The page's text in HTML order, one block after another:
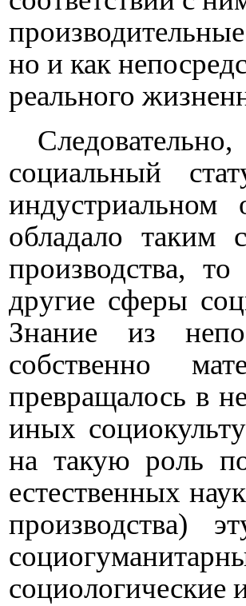
но и как
реального
социальный
обладало таким
производства,
другие сферы
Знание из
собственно
превращалось в
иных
на такую роль
естественных
производства)
социологические